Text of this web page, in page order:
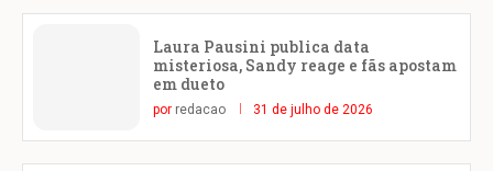
Laura Pausini publica data
misteriosa, Sandy reage e fãs apostam
em dueto
por redacao 31 de julho de 2026